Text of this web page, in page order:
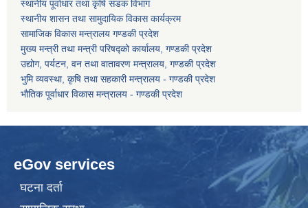
स्थानीय पूर्वाधार तथा कृषि सडक विभाग
स्थानीय शासन तथा सामुदायिक विकास कार्यक्रम
सामाजिक विकास मन्त्रालय गण्डकी प्रदेश
मुख्य मन्त्री तथा मन्त्री परिषद्को कार्यालय, गण्डकी प्रदेश
उद्योग, पर्यटन, वन तथा वातावरण मन्त्रालय, गण्डकी प्रदेश
भुमि व्यवस्था, कृषि तथा सहकारी मन्त्रालय - गण्डकी प्रदेश
भौतिक पूर्वाधार विकास मन्त्रालय - गण्डकी प्रदेश
eGov services
घटना दर्ता